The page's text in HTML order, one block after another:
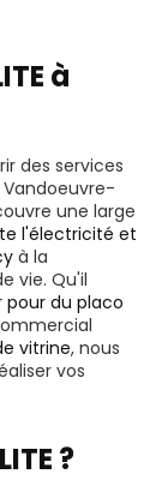
à
des services
une large
l'électricité et
à la
vie. Qu'il
du placo
vitrine, nous
vos
?